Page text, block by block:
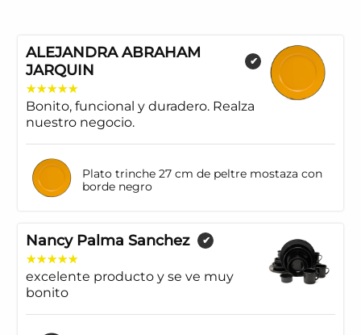
ALEJANDRA ABRAHAM
JARQUIN
✔
Bonito, funcional y duradero. Realza
nuestro negocio.
Plato trinche 27 cm de peltre mostaza con
borde negro
Nancy Palma Sanchez ✔
excelente producto y se ve muy
bonito